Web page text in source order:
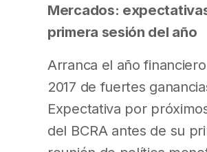
Mercados:
primera sesión del año
Arranca el año
2017 de fuertes
Expectativa por
del BCRA antes de su